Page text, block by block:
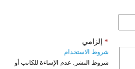
إلزامي *
شروط الاستخدام
شروط النشر: عدم الإساءة للكاتب أو